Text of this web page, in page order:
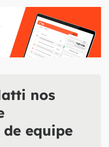
nos
equipe